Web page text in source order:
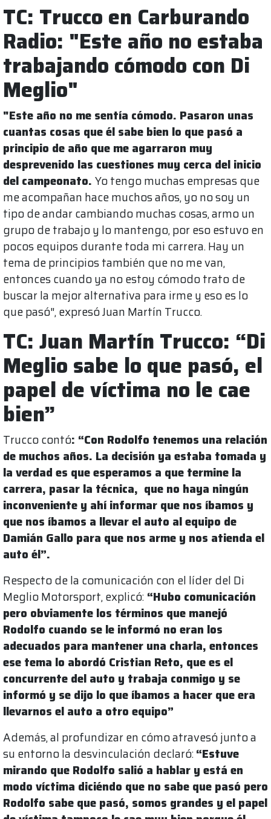
TC: Trucco en Carburando
Radio: "Este año no estaba
trabajando cómodo con Di
Meglio"
"Este año no me sentía cómodo. Pasaron unas
cuantas cosas que él sabe bien lo que pasó a
principio de año que me agarraron muy
desprevenido las cuestiones muy cerca del inicio
del campeonato. Yo tengo muchas empresas que
me acompañan hace muchos años, yo no soy un
tipo de andar cambiando muchas cosas, armo un
grupo de trabajo y lo mantengo, por eso estuvo en
pocos equipos durante toda mi carrera. Hay un
tema de principios también que no me van,
entonces cuando ya no estoy cómodo trato de
buscar la mejor alternativa para irme y eso es lo
que pasó", expresó Juan Martín Trucco.
TC: Juan Martín Trucco: “Di
Meglio sabe lo que pasó, el
papel de víctima no le cae
bien”
Trucco contó: “Con Rodolfo tenemos una relación
de muchos años. La decisión ya estaba tomada y
la verdad es que esperamos a que termine la
carrera, pasar la técnica, que no haya ningún
inconveniente y ahí informar que nos íbamos y
que nos íbamos a llevar el auto al equipo de
Damián Gallo para que nos arme y nos atienda el
auto él”.
Respecto de la comunicación con el líder del Di
Meglio Motorsport, explicó: “Hubo comunicación
pero obviamente los términos que manejó
Rodolfo cuando se le informó no eran los
adecuados para mantener una charla, entonces
ese tema lo abordó Cristian Reto, que es el
concurrente del auto y trabaja conmigo y se
informó y se dijo lo que íbamos a hacer que era
llevarnos el auto a otro equipo”
Además, al profundizar en cómo atravesó junto a
su entorno la desvinculación declaró:“Estuve
mirando que Rodolfo salió a hablar y está en
modo víctima diciéndo que no sabe que pasó pero
Rodolfo sabe que pasó, somos grandes y el papel